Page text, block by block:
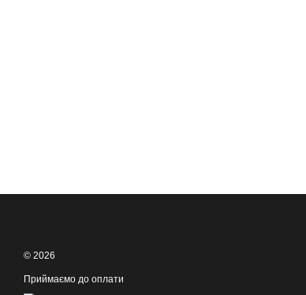
© 2026
Приймаємо до оплати